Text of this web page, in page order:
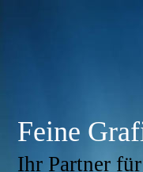
Feine
Ihr Partner